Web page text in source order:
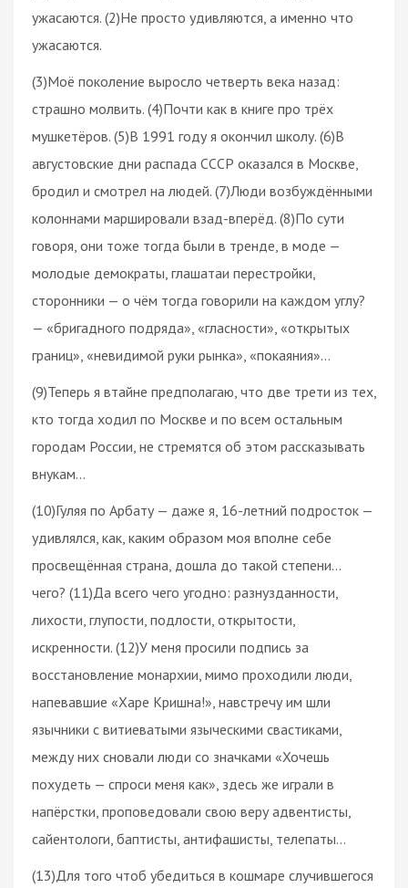
ужасаются. (2)Не просто удивляются, а именно что
ужасаются.
(3)Моё поколение выросло четверть века назад:
страшно молвить. (4)Почти как в книге про трёх
мушкетёров. (5)В 1991 году я окончил школу. (6)В
августовские дни распада СССР оказался в Москве,
бродил и смотрел на людей. (7)Люди возбуждёнными
колоннами маршировали взад-вперёд. (8)По сути
говоря, они тоже тогда были в тренде, в моде —
молодые демократы, глашатаи перестройки,
сторонники — о чём тогда говорили на каждом углу?
— «бригадного подряда», «гласности», «открытых
границ», «невидимой руки рынка», «покаяния»…
(9)Теперь я втайне предполагаю, что две трети из тех,
кто тогда ходил по Москве и по всем остальным
городам России, не стремятся об этом рассказывать
внукам…
(10)Гуляя по Арбату — даже я, 16-летний подросток —
удивлялся, как, каким образом моя вполне себе
просвещённая страна, дошла до такой степени…
чего? (11)Да всего чего угодно: разнузданности,
лихости, глупости, подлости, открытости,
искренности. (12)У меня просили подпись за
восстановление монархии, мимо проходили люди,
напевавшие «Харе Кришна!», навстречу им шли
язычники с витиеватыми языческими свастиками,
между них сновали люди со значками «Хочешь
похудеть — спроси меня как», здесь же играли в
напёрстки, проповедовали свою веру адвентисты,
сайентологи, баптисты, антифашисты, телепаты…
(13)Для того чтоб убедиться в кошмаре случившегося